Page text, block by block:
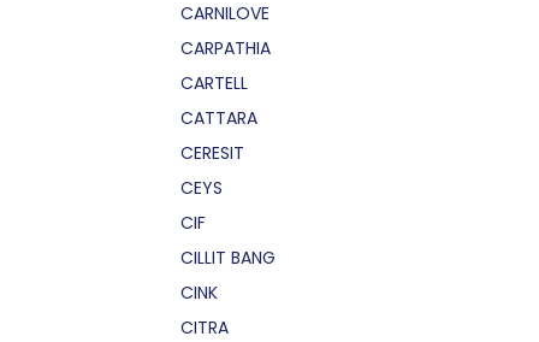
CARNILOVE
CARPATHIA
CARTELL
CATTARA
CERESIT
CEYS
CIF
CILLIT BANG
CINK
CITRA